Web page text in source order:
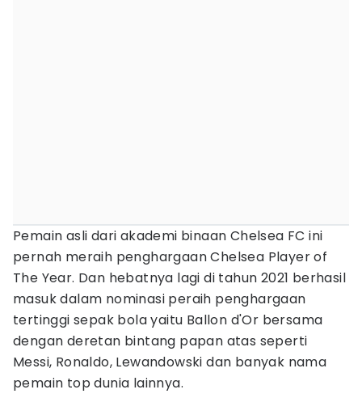
Pemain asli dari akademi binaan Chelsea FC ini
pernah meraih penghargaan Chelsea Player of
The Year. Dan hebatnya lagi di tahun 2021 berhasil
masuk dalam nominasi peraih penghargaan
tertinggi sepak bola yaitu Ballon d'Or bersama
dengan deretan bintang papan atas seperti
Messi, Ronaldo, Lewandowski dan banyak nama
pemain top dunia lainnya.